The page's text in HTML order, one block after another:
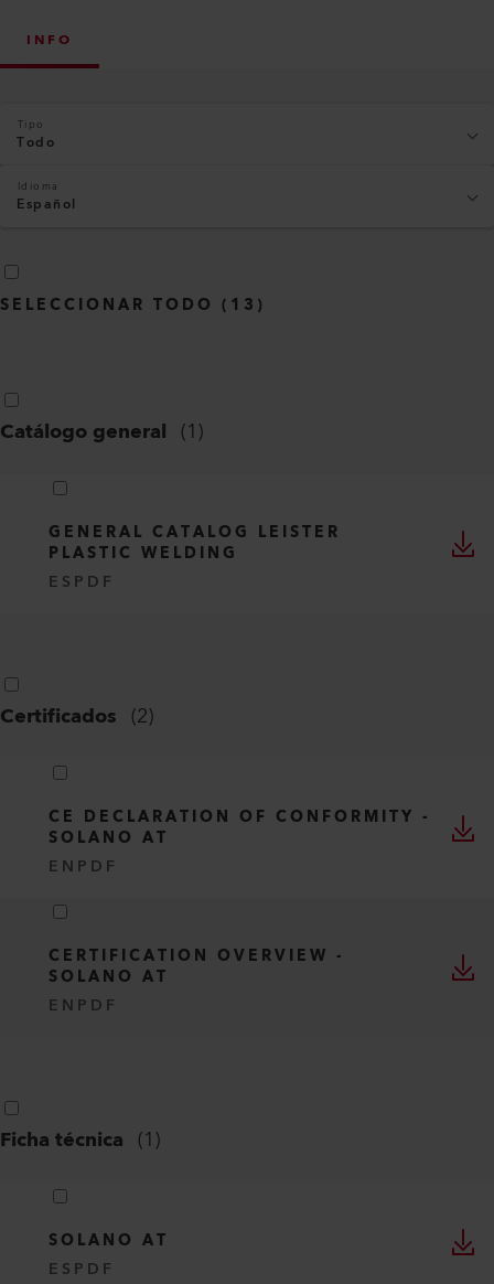
INFO
Tipo
Todo
Idioma
Español
SELECCIONAR TODO ( 13 )
Catálogo general (1)
GENERAL CATALOG LEISTER
PLASTIC WELDING
ES PDF
Certificados (2)
CE DECLARATION OF CONFORMITY -
SOLANO AT
EN PDF
CERTIFICATION OVERVIEW -
SOLANO AT
EN PDF
Ficha técnica (1)
SOLANO AT
ES PDF